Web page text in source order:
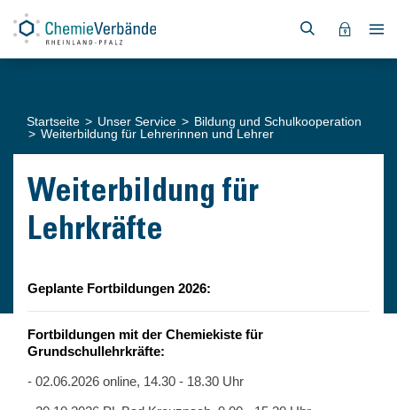
Startseite Unser Service
Bildung und Schulkooperation
Weiterbildung für Lehrerinnen und Lehrer
Weiterbildung für
Lehrkräfte
Geplante Fortbildungen 2026:
Fortbildungen mit der Chemiekiste für
Grundschullehrkräfte:
- 02.06.2026 online, 14.30 - 18.30 Uhr